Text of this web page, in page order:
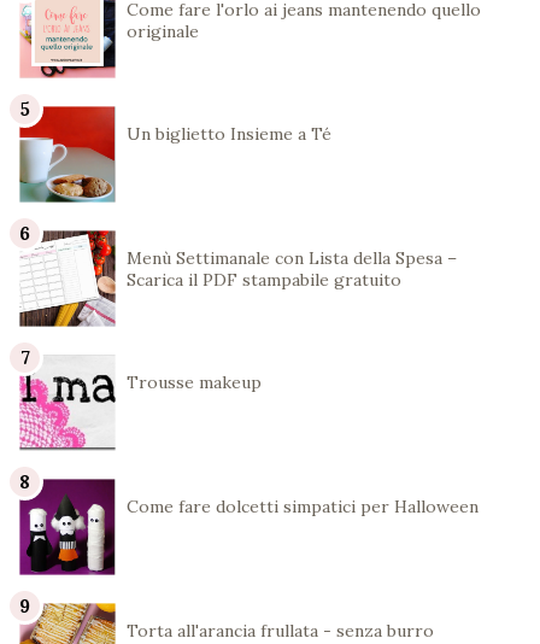
Come fare l'orlo ai jeans mantenendo quello
originale
Un biglietto Insieme a Té
Menù Settimanale con Lista della Spesa –
Scarica il PDF stampabile gratuito
Trousse makeup
Come fare dolcetti simpatici per Halloween
Torta all'arancia frullata - senza burro